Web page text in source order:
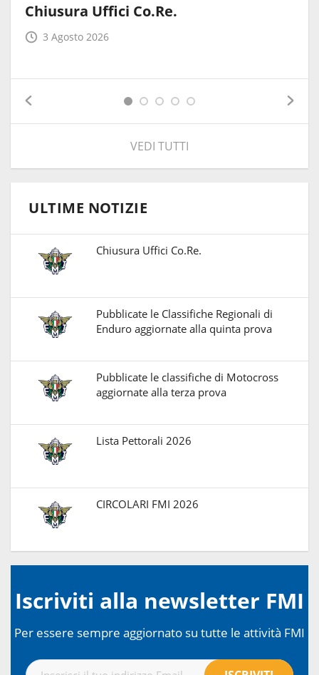
Chiusura Uffici Co.Re.
3 Agosto 2026
VEDI TUTTI
ULTIME NOTIZIE
Chiusura Uffici Co.Re.
Pubblicate le Classifiche Regionali di
Enduro aggiornate alla quinta prova
Pubblicate le classifiche di Motocross
aggiornate alla terza prova
Lista Pettorali 2026
CIRCOLARI FMI 2026
Iscriviti alla newsletter FMI
Per essere sempre aggiornato su tutte le attività FMI